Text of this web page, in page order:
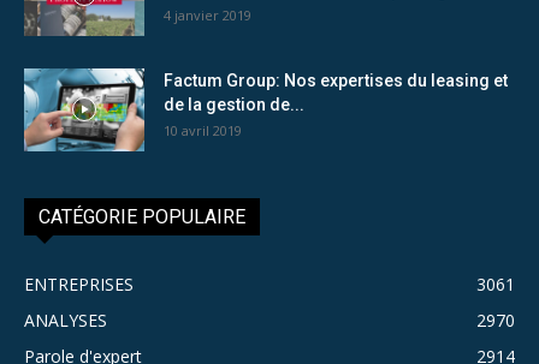
4 janvier 2019
Factum Group: Nos expertises du leasing et
de la gestion de...
10 avril 2019
CATÉGORIE POPULAIRE
ENTREPRISES
3061
ANALYSES
2970
Parole d'expert
2914